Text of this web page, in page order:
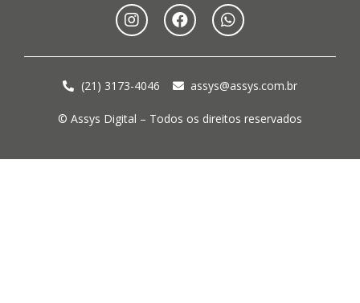
(21) 3173-4046 assys@assys.com.br
© Assys Digital – Todos os direitos reservados